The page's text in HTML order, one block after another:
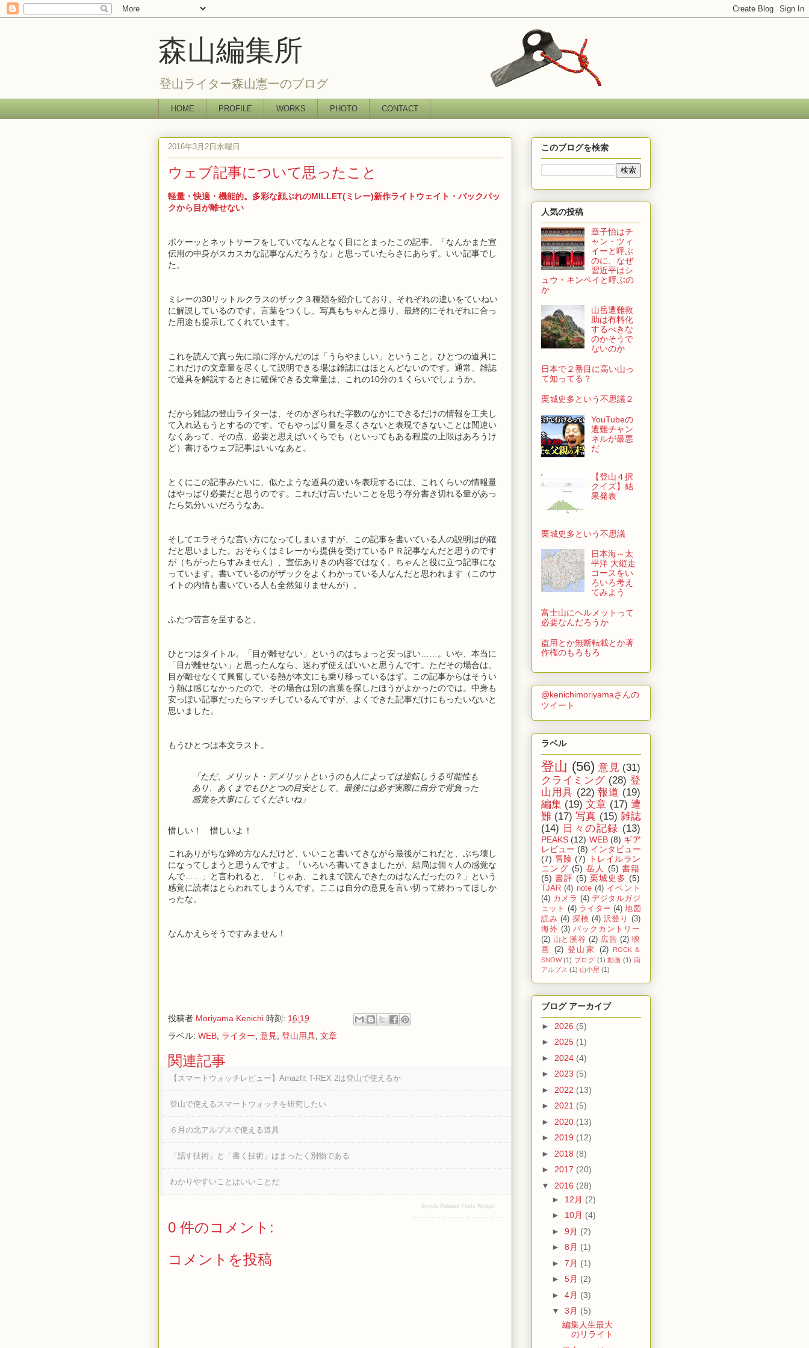
森山編集所
登山ライター森山憲一のブログ
HOME PROFILE WORKS PHOTO CONTACT
2016年3月2日水曜日
ウェブ記事について思ったこと
軽量・快適・機能的。多彩な顔ぶれのMILLET(ミレー)新作ライトウェイト・バックパッ
クから目が離せない
ボケーッとネットサーフをしていてなんとなく目にとまったこの記事。「なんかまた宣
伝用の中身がスカスカな記事なんだろうな」と思っていたらさにあらず。いい記事でし
た。
ミレーの30リットルクラスのザック３種類を紹介しており、それぞれの違いをていねい
に解説しているのです。言葉をつくし、写真もちゃんと撮り、最終的にそれぞれに合っ
た用途も提示してくれています。
これを読んで真っ先に頭に浮かんだのは「うらやましい」ということ。ひとつの道具に
これだけの文章量を尽くして説明できる場は雑誌にはほとんどないのです。通常、雑誌
で道具を解説するときに確保できる文章量は、これの10分の１くらいでしょうか。
だから雑誌の登山ライターは、そのかぎられた字数のなかにできるだけの情報を工夫し
て入れ込もうとするのです。でもやっぱり量を尽くさないと表現できないことは間違い
なくあって、その点、必要と思えばいくらでも（といってもある程度の上限はあろうけ
ど）書けるウェブ記事はいいなあと。
とくにこの記事みたいに、似たような道具の違いを表現するには、これくらいの情報量
はやっぱり必要だと思うのです。これだけ言いたいことを思う存分書き切れる量があっ
たら気分いいだろうなあ。
そしてエラそうな言い方になってしまいますが、この記事を書いている人の説明は的確
だと思いました。おそらくはミレーから提供を受けているＰＲ記事なんだと思うのです
が（ちがったらすみません）、宣伝ありきの内容ではなく、ちゃんと役に立つ記事にな
っています。書いているのがザックをよくわかっている人なんだと思われます（このサ
イトの内情も書いている人も全然知りませんが）。
ふたつ苦言を呈すると、
ひとつはタイトル。「目が離せない」というのはちょっと安っぽい……。いや、本当に
「目が離せない」と思ったんなら、迷わず使えばいいと思うんです。ただその場合は、
目が離せなくて興奮している熱が本文にも乗り移っているはず。この記事からはそうい
う熱は感じなかったので、その場合は別の言葉を探したほうがよかったのでは。中身も
安っぽい記事だったらマッチしているんですが、よくできた記事だけにもったいないと
思いました。
もうひとつは本文ラスト。
「ただ、メリット・デメリットというのも人によっては逆転しうる可能性も
あり、あくまでもひとつの目安として、最後には必ず実際に自分で背負った
感覚を大事にしてくださいね」
惜しい！ 惜しいよ！
これありがちな締め方なんだけど、いいこと書いてきながら最後がこれだと、ぶち壊し
になってしまうと思うんですよ。「いろいろ書いてきましたが、結局は個々人の感覚な
んで……」と言われると、「じゃあ、これまで読んできたのはなんだったの？」という
感覚に読者はとらわれてしまうんです。ここは自分の意見を言い切って終わってほしか
ったな。
なんかえらそうですみません！
投稿者 Moriyama Kenichi 時刻: 16:19
ラベル: WEB ライター 意見 登山用具 文章
関連記事
【スマートウォッチレビュー】Amazfit T-REX 2は登山で使えるか
登山で使えるスマートウォッチを研究したい
６月の北アルプスで使える道具
「話す技術」と「書く技術」はまったく別物である
わかりやすいことはいいことだ
Simple Related Posts Widget
0 件のコメント:
コメントを投稿
このブログを検索
人気の投稿
章子怡はチ
ャン・ツィ
イーと呼ぶ
のに、なぜ
習近平はシ
ュウ・キンペイと呼ぶの
か
山岳遭難救
助は有料化
するべきな
のかそうで
ないのか
日本で２番目に高い山っ
て知ってる？
栗城史多という不思議２
YouTubeの
遭難チャン
ネルが最悪
だ
【登山４択
クイズ】結
果発表
栗城史多という不思議
日本海～太
平洋 大縦走
コースをい
ろいろ考え
てみよう
富士山にヘルメットって
必要なんだろうか
盗用とか無断転載とか著
作権のもろもろ
@kenichimoriyamaさんの
ツイート
ラベル
登山 (56) 意見 (31)
クライミング (28) 登
山用具 (22) 報道 (19)
編集 (19) 文章 (17) 遭
難 (17) 写真 (15) 雑誌
(14) 日々の記録 (13)
PEAKS (12) WEB (8) ギア
レビュー (8) インタビュー
(7) 冒険 (7)
トレイルラン
ニング (5) 岳人 (5) 書籍
(5) 書評 (5) 栗城史多 (5)
TJAR (4) note (4) イベント
(4) カメラ (4) デジタルガジ
ェット (4) ライター (4) 地図
読み (4) 探検 (4) 沢登り
(3)
海外 (3) バックカントリー
(2) 山と溪谷 (2) 広告 (2) 映
画
(2) 登山家 (2)
ROCK &
SNOW (1) ブログ (1) 動画 (1) 南
アルプス (1) 山小屋 (1)
ブログ アーカイブ
► 2026 (5)
► 2025 (1)
► 2024 (4)
► 2023 (5)
► 2022 (13)
► 2021 (5)
► 2020 (13)
► 2019 (12)
► 2018 (8)
► 2017 (20)
▼ 2016 (28)
► 12月 (2)
► 10月 (4)
► 9月 (2)
► 8月 (1)
► 7月 (1)
► 5月 (2)
► 4月 (3)
▼ 3月 (5)
編集人生最大
のリライト